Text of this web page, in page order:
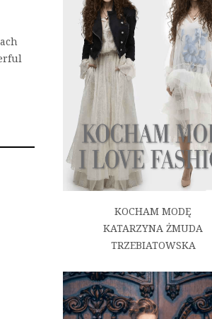
KOCHAM MODĘ
KATARZYNA ŻMUDA
TRZEBIATOWSKA